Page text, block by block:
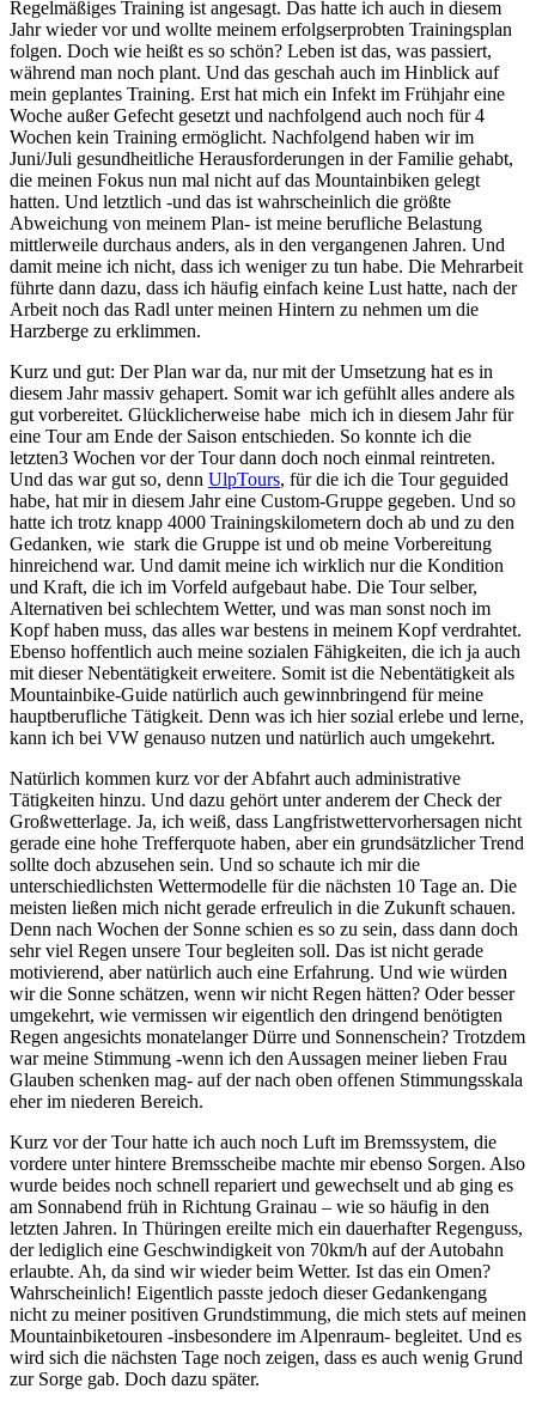
Regelmäßiges Training ist angesagt. Das hatte ich auch in diesem
Jahr wieder vor und wollte meinem erfolgserprobten Trainingsplan
folgen. Doch wie heißt es so schön? Leben ist das, was passiert,
während man noch plant. Und das geschah auch im Hinblick auf
mein geplantes Training. Erst hat mich ein Infekt im Frühjahr eine
Woche außer Gefecht gesetzt und nachfolgend auch noch für 4
Wochen kein Training ermöglicht. Nachfolgend haben wir im
Juni/Juli gesundheitliche Herausforderungen in der Familie gehabt,
die meinen Fokus nun mal nicht auf das Mountainbiken gelegt
hatten. Und letztlich -und das ist wahrscheinlich die größte
Abweichung von meinem Plan- ist meine berufliche Belastung
mittlerweile durchaus anders, als in den vergangenen Jahren. Und
damit meine ich nicht, dass ich weniger zu tun habe. Die Mehrarbeit
führte dann dazu, dass ich häufig einfach keine Lust hatte, nach der
Arbeit noch das Radl unter meinen Hintern zu nehmen um die
Harzberge zu erklimmen.
Kurz und gut: Der Plan war da, nur mit der Umsetzung hat es in
diesem Jahr massiv gehapert. Somit war ich gefühlt alles andere als
gut vorbereitet. Glücklicherweise habe mich ich in diesem Jahr für
eine Tour am Ende der Saison entschieden. So konnte ich die
letzten3 Wochen vor der Tour dann doch noch einmal reintreten.
Und das war gut so, denn UlpTours, für die ich die Tour geguided
habe, hat mir in diesem Jahr eine Custom-Gruppe gegeben. Und so
hatte ich trotz knapp 4000 Trainingskilometern doch ab und zu den
Gedanken, wie stark die Gruppe ist und ob meine Vorbereitung
hinreichend war. Und damit meine ich wirklich nur die Kondition
und Kraft, die ich im Vorfeld aufgebaut habe. Die Tour selber,
Alternativen bei schlechtem Wetter, und was man sonst noch im
Kopf haben muss, das alles war bestens in meinem Kopf verdrahtet.
Ebenso hoffentlich auch meine sozialen Fähigkeiten, die ich ja auch
mit dieser Nebentätigkeit erweitere. Somit ist die Nebentätigkeit als
Mountainbike-Guide natürlich auch gewinnbringend für meine
hauptberufliche Tätigkeit. Denn was ich hier sozial erlebe und lerne,
kann ich bei VW genauso nutzen und natürlich auch umgekehrt.
Natürlich kommen kurz vor der Abfahrt auch administrative
Tätigkeiten hinzu. Und dazu gehört unter anderem der Check der
Großwetterlage. Ja, ich weiß, dass Langfristwettervorhersagen nicht
gerade eine hohe Trefferquote haben, aber ein grundsätzlicher Trend
sollte doch abzusehen sein. Und so schaute ich mir die
unterschiedlichsten Wettermodelle für die nächsten 10 Tage an. Die
meisten ließen mich nicht gerade erfreulich in die Zukunft schauen.
Denn nach Wochen der Sonne schien es so zu sein, dass dann doch
sehr viel Regen unsere Tour begleiten soll. Das ist nicht gerade
motivierend, aber natürlich auch eine Erfahrung. Und wie würden
wir die Sonne schätzen, wenn wir nicht Regen hätten? Oder besser
umgekehrt, wie vermissen wir eigentlich den dringend benötigten
Regen angesichts monatelanger Dürre und Sonnenschein? Trotzdem
war meine Stimmung -wenn ich den Aussagen meiner lieben Frau
Glauben schenken mag- auf der nach oben offenen Stimmungsskala
eher im niederen Bereich.
Kurz vor der Tour hatte ich auch noch Luft im Bremssystem, die
vordere unter hintere Bremsscheibe machte mir ebenso Sorgen. Also
wurde beides noch schnell repariert und gewechselt und ab ging es
am Sonnabend früh in Richtung Grainau – wie so häufig in den
letzten Jahren. In Thüringen ereilte mich ein dauerhafter Regenguss,
der lediglich eine Geschwindigkeit von 70km/h auf der Autobahn
erlaubte. Ah, da sind wir wieder beim Wetter. Ist das ein Omen?
Wahrscheinlich! Eigentlich passte jedoch dieser Gedankengang
nicht zu meiner positiven Grundstimmung, die mich stets auf meinen
Mountainbiketouren -insbesondere im Alpenraum- begleitet. Und es
wird sich die nächsten Tage noch zeigen, dass es auch wenig Grund
zur Sorge gab. Doch dazu später.